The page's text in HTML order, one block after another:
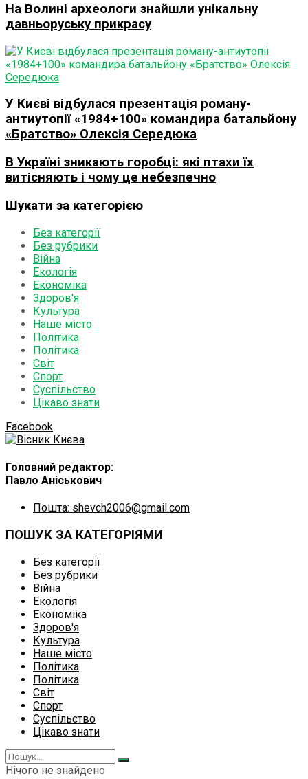
На Волині археологи знайшли унікальну
давньоруську прикрасу
У Києві відбулася презентація роману-
антиутопії «1984+100» командира батальйону
«Братство» Олексія Середюка
В Україні зникають горобці: які птахи їх
витісняють і чому це небезпечно
Шукати за категорією
Без категорії
Без рубрики
Війна
Екологія
Економіка
Здоров'я
Культура
Наше місто
Політика
Політика
Світ
Спорт
Суспільство
Цікаво знати
Facebook
Головний редактор:
Павло Аніськович
Пошта: shevch2006@gmail.com
ПОШУК ЗА КАТЕГОРІЯМИ
Без категорії
Без рубрики
Війна
Екологія
Економіка
Здоров'я
Культура
Наше місто
Політика
Політика
Світ
Спорт
Суспільство
Цікаво знати
Нічого не знайдено